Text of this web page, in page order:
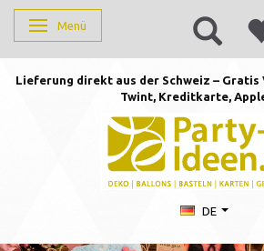
Anzeige ändern
Menü
Lieferung direkt aus der Schweiz – Gratis
Twint, Kreditkarte,
DE